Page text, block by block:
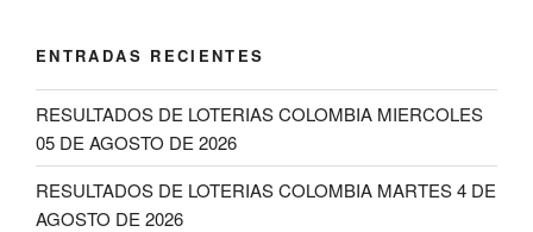
ENTRADAS RECIENTES
RESULTADOS DE LOTERIAS COLOMBIA MIERCOLES
05 DE AGOSTO DE 2026
RESULTADOS DE LOTERIAS COLOMBIA MARTES 4 DE
AGOSTO DE 2026